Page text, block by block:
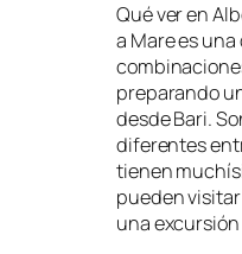
Qué ver en
a Mare es
preparando
desde Bari.
diferentes
tienen
pueden
una